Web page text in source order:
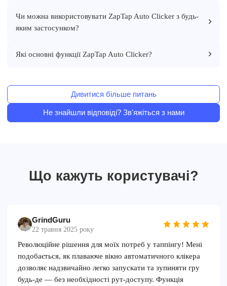
Чи можна використовувати ZapTap Auto Clicker з будь-
яким застосунком?
Які основні функції ZapTap Auto Clicker?
Дивитися більше питань
Не знайшли відповіді? Зв'яжіться з нами
Що кажуть користувачі?
GrindGuru
22 травня 2025 року
Революційне рішення для моїх потреб у таппінгу! Мені
подобається, як плаваюче вікно автоматичного клікера
дозволяє надзвичайно легко запускати та зупиняти гру
будь-де — без необхідності рут-доступу. Функція